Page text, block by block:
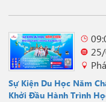
Sự Kiện Du Học Năm
Khởi Đầu Hành Trình